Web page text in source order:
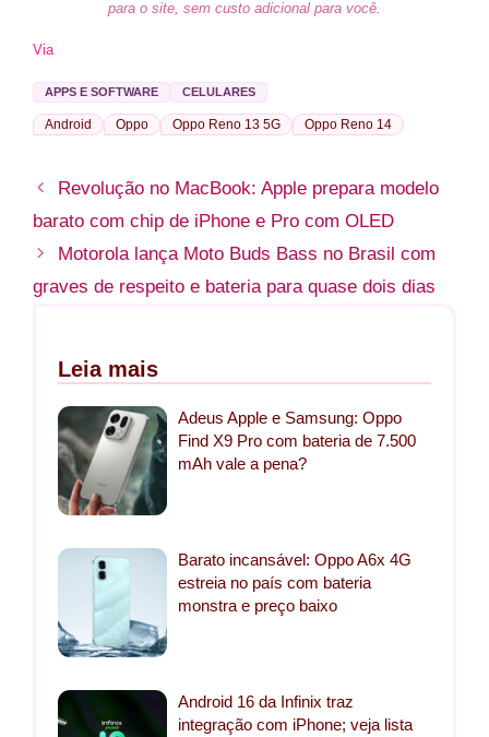
para o site, sem custo adicional para você.
Via
APPS E SOFTWARE CELULARES
Android Oppo Oppo Reno 13 5G Oppo Reno 14
Revolução no MacBook: Apple prepara modelo
barato com chip de iPhone e Pro com OLED
Motorola lança Moto Buds Bass no Brasil com
graves de respeito e bateria para quase dois dias
Leia mais
Adeus Apple e Samsung: Oppo
Find X9 Pro com bateria de 7.500
mAh vale a pena?
Barato incansável: Oppo A6x 4G
estreia no país com bateria
monstra e preço baixo
Android 16 da Infinix traz
integração com iPhone; veja lista